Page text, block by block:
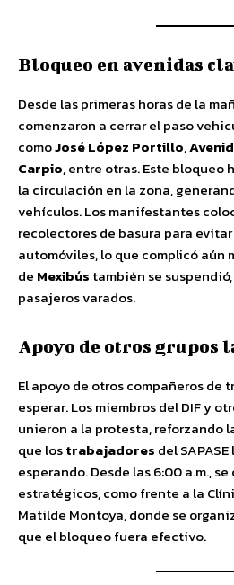
Bloqueo en avenidas
Desde las primeras horas de la
comenzaron a cerrar el paso
comoJosé López Portillo,
Carpio, entre otras. Este bloqueo
la circulación en la zona,
vehículos. Los manifestantes
recolectores de basura para
automóviles, lo que complicó aún
de Mexibús también se
pasajeros varados.
Apoyo de otros grupos
El apoyo de otros compañeros de
esperar. Los miembros del DIF y
unieron a la protesta, reforzando
que lostrabajadores del
esperando. Desde las 6:00 a.m.,
estratégicos, como frente a la
Matilde Montoya, donde se
que el bloqueo fuera efectivo.